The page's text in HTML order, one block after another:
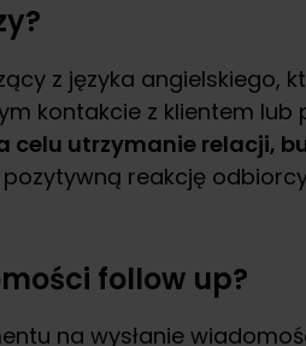
z języka angielskiego,
kontakcie z klientem
celu utrzymanie relacji,
reakcję
follow up?
na wysłanie